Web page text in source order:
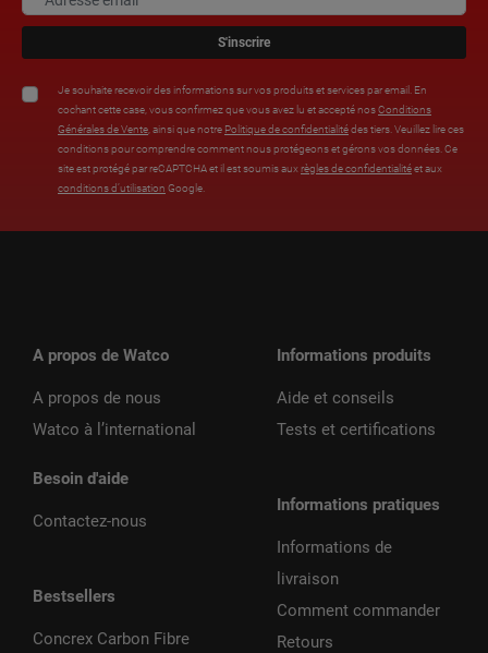
S'inscrire
Je souhaite recevoir des informations sur vos produits et services par email. En
cochant cette case, vous confirmez que vous avez lu et accepté nosConditions
Générales de Vente , ainsi que notre Politique de confidentialitédes tiers. Veuillez lire ces
conditions pour comprendre comment nous protégeons et gérons vos données. Ce
site est protégé par reCAPTCHA et il est soumis aux règles de confidentialitéet aux
conditions d’utilisation Google.
A propos de Watco
A propos de nous
Watco à l’international
Besoin d'aide
Contactez-nous
Bestsellers
Concrex Carbon Fibre
Informations produits
Aide et conseils
Tests et certifications
Informations pratiques
Informations de
livraison
Comment commander
Retours